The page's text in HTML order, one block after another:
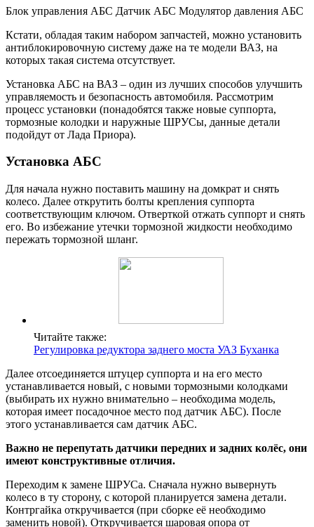
Блок управления АБС Датчик АБС Модулятор давления АБС
Кстати, обладая таким набором запчастей, можно установить
антиблокировочную систему даже на те модели ВАЗ, на
которых такая система отсутствует.
Установка АБС на ВАЗ – один из лучших способов улучшить
управляемость и безопасность автомобиля. Рассмотрим
процесс установки (понадобятся также новые суппорта,
тормозные колодки и наружные ШРУСы, данные детали
подойдут от Лада Приора).
Установка АБС
Для начала нужно поставить машину на домкрат и снять
колесо. Далее открутить болты крепления суппорта
соответствующим ключом. Отверткой отжать суппорт и снять
его. Во избежание утечки тормозной жидкости необходимо
пережать тормозной шланг.
Читайте также:
Регулировка редуктора заднего моста УАЗ Буханка
Далее отсоединяется штуцер суппорта и на его место
устанавливается новый, с новыми тормозными колодками
(выбирать их нужно внимательно – необходима модель,
которая имеет посадочное место под датчик АБС). После
этого устанавливается сам датчик АБС.
Важно не перепутать датчики передних и задних колёс, они
имеют конструктивные отличия.
Переходим к замене ШРУСа. Сначала нужно вывернуть
колесо в ту сторону, с которой планируется замена детали.
Контргайка откручивается (при сборке её необходимо
заменить новой). Откручивается шаровая опора от